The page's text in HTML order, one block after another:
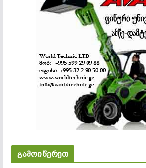
გამოიწერეთ